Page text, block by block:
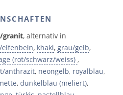
granit, alternativ in
elfenbein, khaki, grau/gelb,
(rot/schwarz/weiss) ,
anthrazit, neongelb, royalblau,
, dunkelblau (meliert),